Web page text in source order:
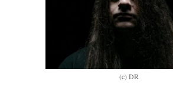
(c) DR